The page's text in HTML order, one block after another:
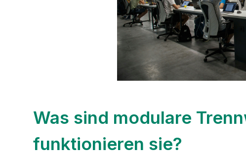
Was sind modulare
funktionieren sie?